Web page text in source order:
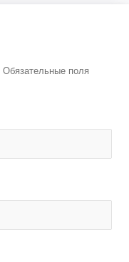
Обязательные поля